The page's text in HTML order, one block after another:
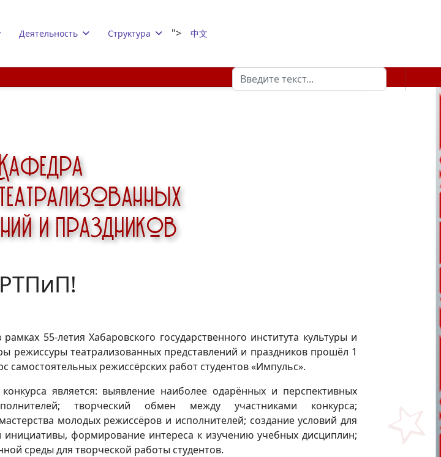
Деятельность Структура "> 中文
Поиск
55-летия Хабаровского государственного института культуры и
режиссуры театрализованных представлений и праздников прошёл 1
самостоятельных режиссёрских работ студентов «Импульс».
является: выявление наиболее одарённых и перспективных
творческий обмен между участниками конкурса;
молодых режиссёров и исполнителей; создание условий для
инициативы, формирование интереса к изучению учебных дисциплин;
среды для творческой работы студентов.